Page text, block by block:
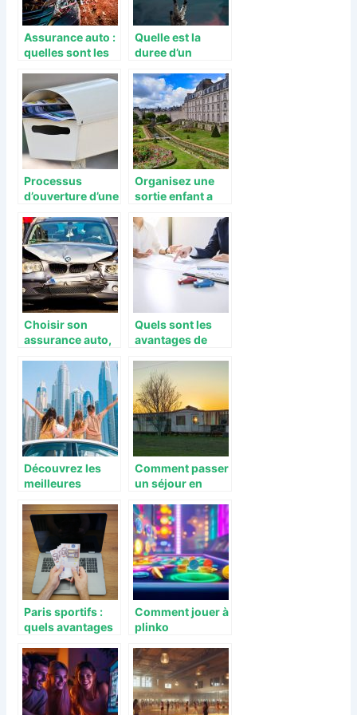
Assurance auto :
quelles sont les
suivre pour
declarer un
accident ?
Quelle est la
duree d’un
direction de la
Lune ?
Processus
d’ouverture d’une
cas de
demenagement
Organisez une
sortie enfant a
bons plans
Choisir son
assurance auto,
a privilegier
Quels sont les
avantages de
risques ?
Découvrez les
meilleures
vous détendre
pendant vos
vacances à Dubaï
Comment passer
un séjour en
Mobile home ?
Paris sportifs :
quels avantages
Comment jouer à
plinko
ligne et
maximiser ses
gains